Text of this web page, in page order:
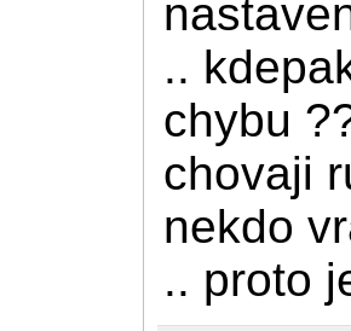
..
chybu
chovaji
nekdo
.. proto